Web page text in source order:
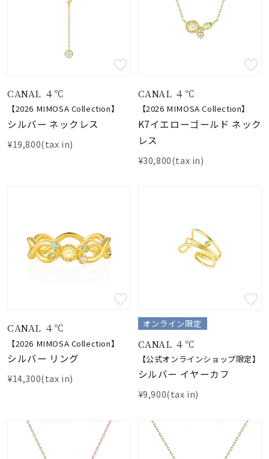
CANAL ４℃
【2026 MIMOSA Collection】
シルバー ネックレス
¥19,800(tax in)
CANAL ４℃
【2026 MIMOSA Collection】
K7イエローゴールド ネック
レス
¥30,800(tax in)
CANAL ４℃
【2026 MIMOSA Collection】
シルバー リング
¥14,300(tax in)
オンライン限定
CANAL ４℃
【公式オンラインショップ限定】
シルバー イヤーカフ
¥9,900(tax in)